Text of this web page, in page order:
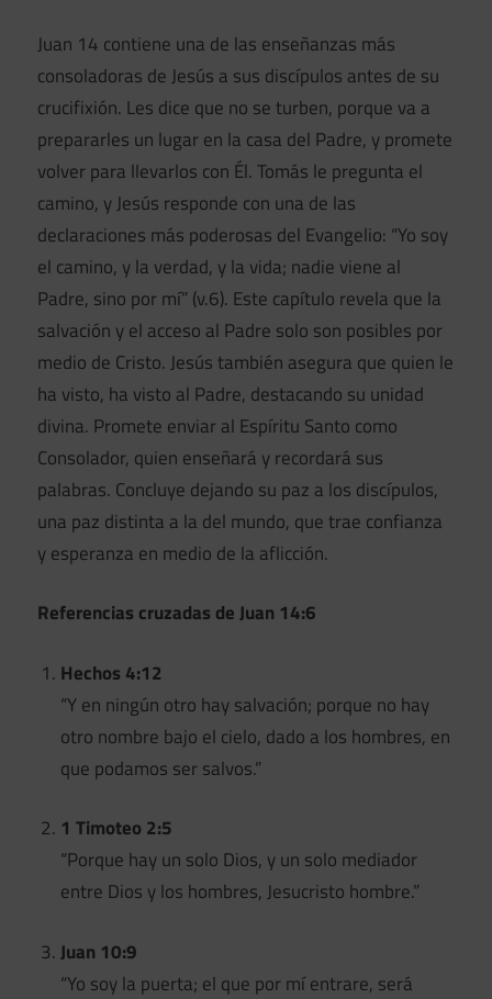
Juan 14 contiene una de las enseñanzas más
consoladoras de Jesús a sus discípulos antes de su
crucifixión. Les dice que no se turben, porque va a
prepararles un lugar en la casa del Padre, y promete
volver para llevarlos con Él. Tomás le pregunta el
camino, y Jesús responde con una de las
declaraciones más poderosas del Evangelio: “Yo soy
el camino, y la verdad, y la vida; nadie viene al
Padre, sino por mí” (v.6). Este capítulo revela que la
salvación y el acceso al Padre solo son posibles por
medio de Cristo. Jesús también asegura que quien le
ha visto, ha visto al Padre, destacando su unidad
divina. Promete enviar al Espíritu Santo como
Consolador, quien enseñará y recordará sus
palabras. Concluye dejando su paz a los discípulos,
una paz distinta a la del mundo, que trae confianza
y esperanza en medio de la aflicción.
Referencias cruzadas de Juan 14:6
Hechos 4:12
“Y en ningún otro hay salvación; porque no hay
otro nombre bajo el cielo, dado a los hombres, en
que podamos ser salvos.”
1 Timoteo 2:5
“Porque hay un solo Dios, y un solo mediador
entre Dios y los hombres, Jesucristo hombre.”
Juan 10:9
“Yo soy la puerta; el que por mí entrare, será